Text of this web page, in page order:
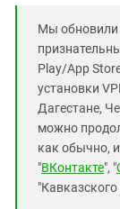
Мы обновили
Play/App
установки
Дагестане,
можно
как обычно,
"ВКонтакте", "